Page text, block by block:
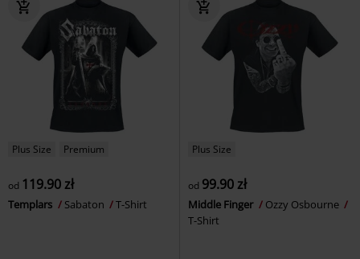
Plus Size Premium
od 119.90 zł
Templars Sabaton T-Shirt
Plus Size
od 99.90 zł
Middle Finger
Ozzy Osbourne
T-Shirt